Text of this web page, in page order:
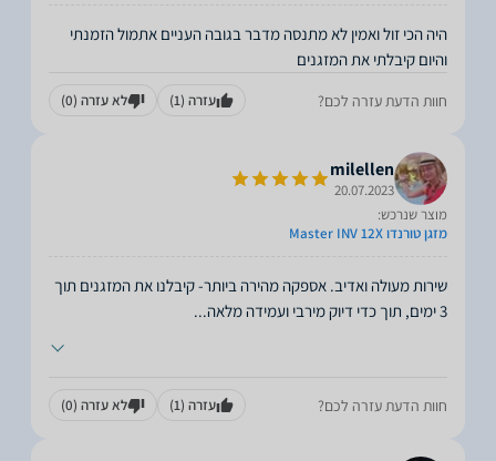
היה הכי זול ואמין לא מתנסה מדבר בגובה העניים אתמול הזמנתי
והיום קיבלתי את המזגנים
חוות הדעת עזרה לכם? עזרה (1) לא עזרה (0)
milellen
20.07.2023
מוצר שנרכש:
מזגן טורנדו Master INV 12X
שירות מעולה ואדיב. אספקה מהירה ביותר- קיבלנו את המזגנים תוך
3 ימים, תוך כדי דיוק מירבי ועמידה מלאה
...
חוות הדעת עזרה לכם? עזרה (1) לא עזרה (0)